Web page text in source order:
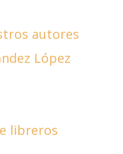
autores
López
libreros